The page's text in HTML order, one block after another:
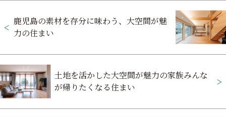
稿
ビ
ゲ
ー
鹿児島の素材を存分に味わう、大空間が魅
力の住まい
土地を活かした大空間が魅力の家族みんな
が帰りたくなる住まい